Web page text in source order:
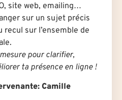
site web, emailing…
sur un sujet précis
recul sur l’ensemble de
pour clarifier,
ta présence en ligne !
Camille